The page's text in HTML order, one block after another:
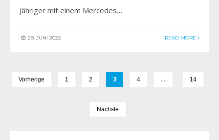
Jähriger mit einem Mercedes…
29. JUNI 2022 READ MORE
Vorherige 1 2 3 4 … 14
Nächste